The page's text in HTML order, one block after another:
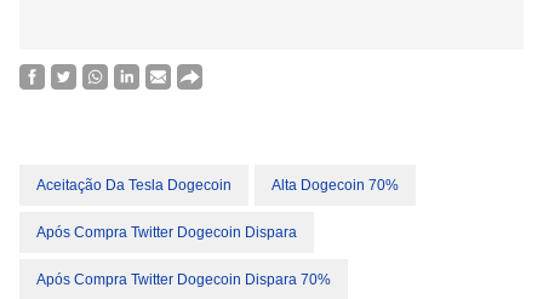
Aceitação Da Tesla Dogecoin Alta Dogecoin 70%
Após Compra Twitter Dogecoin Dispara
Após Compra Twitter Dogecoin Dispara 70%